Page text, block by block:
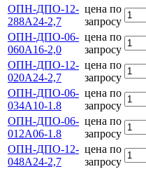
ОПН-ДПО-12-
288А24-2,7
цена по
запросу
ОПН-ДПО-06-
060А16-2,0
цена по
запросу
ОПН-ДПО-12-
020А24-2,7
цена по
запросу
ОПН-ДПО-06-
034А10-1.8
цена по
запросу
ОПН-ДПО-06-
012А06-1.8
цена по
запросу
ОПН-ДПО-12-
048А24-2,7
цена по
запросу